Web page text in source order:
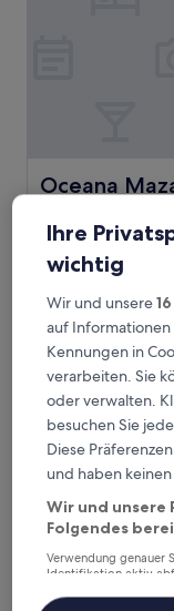
Oceana
Oceana
Sterne-
Unterkunft
2,2 km von
7.6
10,
Gut,
(44
Bewertungen)
7,6/10 Gut
Riad Dar El Malaika
Ihre
wichtig
Wir und unsere16
auf Informationen
Kennungen in
verarbeiten. Sie
oder verwalten.
besuchen Sie
Diese
und haben
Wir und unsere
Folgendes
Verwendung genauer
Identifikation aktiv
Inhalte, Messung von